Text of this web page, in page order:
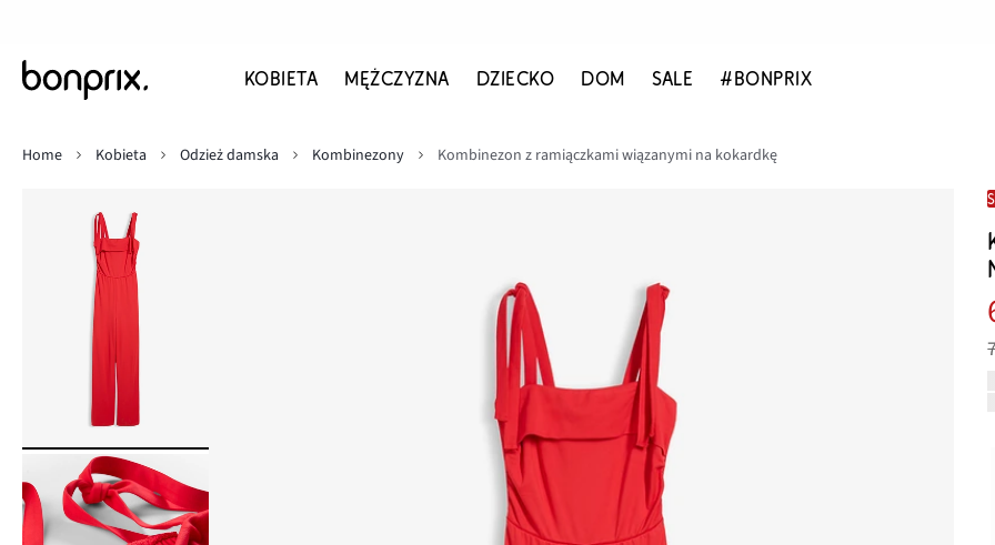
KOBIETA MĘŻCZYZNA DZIECKO DOM SALE #BONPRIX
Home
Kobieta Odzież damska Kombinezony Kombinezon z ramiączkami wiązanymi na kokardkę